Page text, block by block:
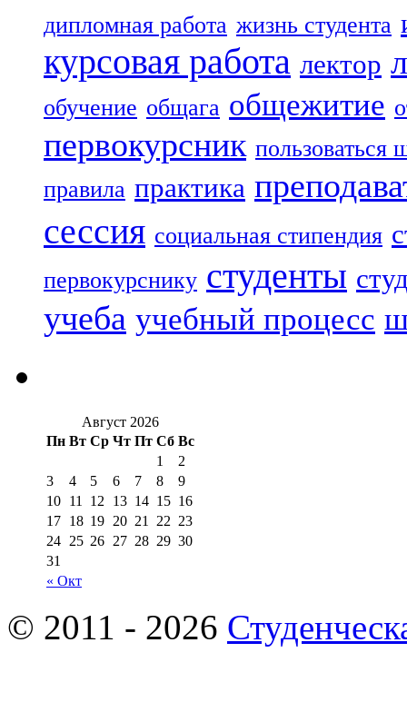
дипломная работа жизнь студента
курсовая работа лектор
обучение общага общежитие
первокурсник пользоваться
правила практика
сессия социальная стипендия
первокурснику студенты
учеба учебный процесс
Август 2026
Пн Вт Ср Чт Пт Сб Вс
« Окт
1
2
3
4 5 6 7 8
9
10 11 12 13 14 15 16
17 18 19 20 21 22 23
24 25 26 27 28 29 30
31
© 2011 - 2026